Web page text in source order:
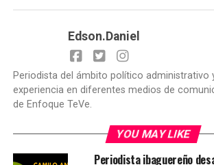
Edson.Daniel
Periodista del ámbito político administrativo
experiencia en diferentes medios de
de Enfoque TeVe.
YOU MAY LIKE
Periodista ibaguereño